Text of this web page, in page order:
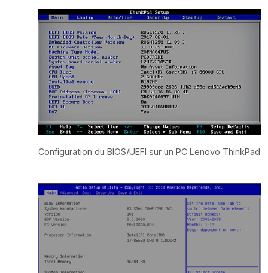
Configuration du BIOS/UEFI sur un PC Lenovo ThinkPad